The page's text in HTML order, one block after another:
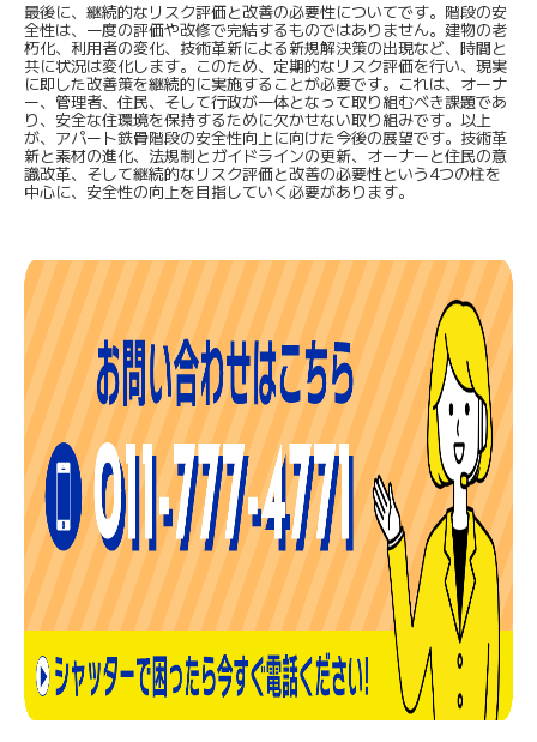
最後に、継続的なリスク評価と改善の必要性についてです。階段の安
全性は、一度の評価や改修で完結するものではありません。建物の老
朽化、利用者の変化、技術革新による新規解決策の出現など、時間と
共に状況は変化します。このため、定期的なリスク評価を行い、現実
に即した改善策を継続的に実施することが必要です。これは、オーナ
ー、管理者、住民、そして行政が一体となって取り組むべき課題であ
り、安全な住環境を保持するために欠かせない取り組みです。以上
が、アパート鉄骨階段の安全性向上に向けた今後の展望です。技術革
新と素材の進化、法規制とガイドラインの更新、オーナーと住民の意
識改革、そして継続的なリスク評価と改善の必要性という4つの柱を
中心に、安全性の向上を目指していく必要があります。